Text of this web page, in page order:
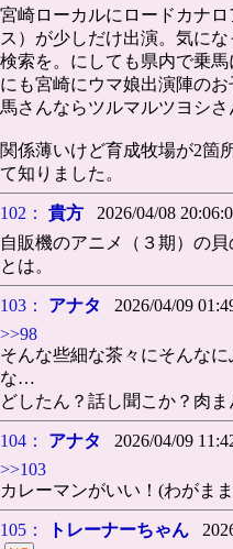
宮崎ローカルにロードカナ
ス）が少しだけ出演。気に
検索を。にしても県内で乗
にも宮崎にウマ娘出演陣の
馬さんならツルマルツヨシさ
関係薄いけど育成牧場が2箇
て知りました。
102： 貴方 2026/04/08
自販機のアニメ（３期）の
とは。
103： アナタ 2026/04/09
>>98
そんな些細な茶々にそんな
な…
どしたん？話し聞こか？肉ま
104： アナタ 2026/04/09
>>103
カレーマンがいい！(わがま
105： トレーナーちゃん